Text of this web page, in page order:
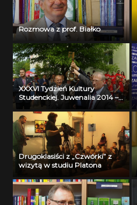
Rozmowa z prof. Białko
XXXVI Tydzień Kultury
Studenckiej. Juwenalia 2014 –
inauguracja
Drugoklasiści z „Czwórki” z
wizytą w studiu Platona